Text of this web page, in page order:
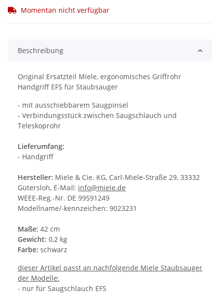
Momentan nicht verfügbar
Beschreibung
Original Ersatzteil Miele, ergonomisches Griffrohr
Handgriff EFS für Staubsauger
- mit ausschiebbarem Saugpinsel
- Verbindungsstück zwischen Saugschlauch und
Teleskoprohr
Lieferumfang:
- Handgriff
Hersteller: Miele & Cie. KG, Carl-Miele-Straße 29, 33332
Gütersloh, E-Mail: info@miele.de
WEEE-Reg.-Nr. DE 99591249
Modellname/-kennzeichen: 9023231
Maße: 42 cm
Gewicht: 0,2 kg
Farbe: schwarz
dieser Artikel passt an nachfolgende Miele Staubsauger
der Modelle:
- nur für Saugschlauch EFS